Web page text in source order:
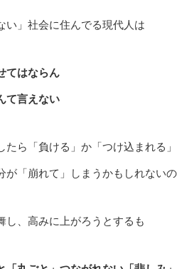
い」社会に住んでる現代人は
てはならん
て言えない
たら「負ける」か「つけ込まれる」
が「崩れて」しまうかもしれない
し、高みに上がろうとするも